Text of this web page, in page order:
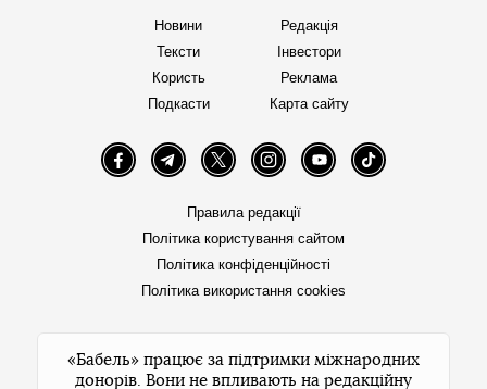
Новини
Тексти
Користь
Подкасти
Редакція
Інвестори
Реклама
Карта сайту
FacebookTelegramTwitter InstagramYouTube TikTok
Правила редакції
Політика користування сайтом
Політика конфіденційності
Політика використання cookies
«Бабель» працює за підтримки міжнародних
донорів. Вони не впливають на редакційну